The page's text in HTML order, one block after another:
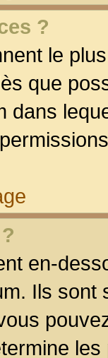
?
le
que
dans
en-
Ils